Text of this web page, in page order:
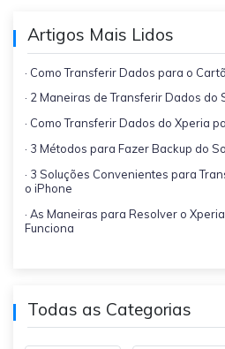
Artigos Mais Lidos
· Como Transferir Dados para o
· 2 Maneiras de Transferir Dados do
· Como Transferir Dados do Xperia
· 3 Métodos para Fazer Backup do
· 3 Soluções Convenientes para
o iPhone
· As Maneiras para Resolver o
Funciona
Todas as Categorias